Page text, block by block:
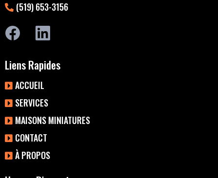
(519) 653-3156
Liens Rapides
ACCUEIL
SERVICES
MAISONS MINIATURES
CONTACT
À PROPOS